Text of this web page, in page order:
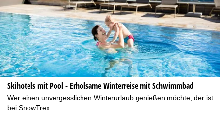
Skihotels mit Pool - Erholsame Winterreise mit Schwimmbad
Wer einen unvergesslichen Winterurlaub genießen möchte, der ist
bei SnowTrex …